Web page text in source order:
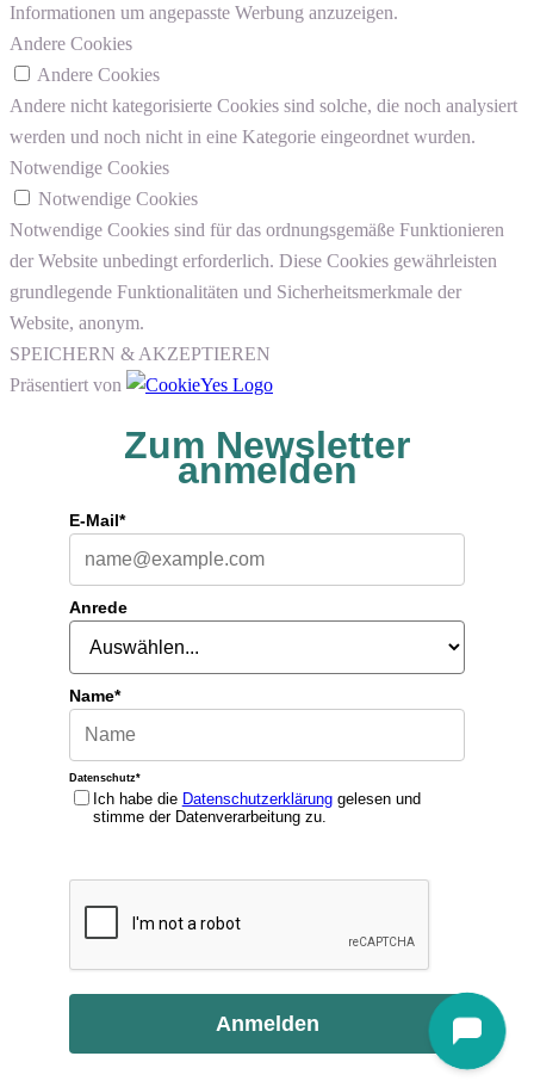
Informationen um angepasste Werbung anzuzeigen.
Andere Cookies
Andere Cookies
Andere nicht kategorisierte Cookies sind solche, die noch analysiert
werden und noch nicht in eine Kategorie eingeordnet wurden.
Notwendige Cookies
Notwendige Cookies
Notwendige Cookies sind für das ordnungsgemäße Funktionieren
der Website unbedingt erforderlich. Diese Cookies gewährleisten
grundlegende Funktionalitäten und Sicherheitsmerkmale der
Website, anonym.
SPEICHERN & AKZEPTIEREN
Präsentiert von
Zum Newsletter
anmelden
E-Mail*
Anrede
Name*
Datenschutz*
Ich habe die Datenschutzerklärunggelesen und
stimme der Datenverarbeitung zu.
Anmelden